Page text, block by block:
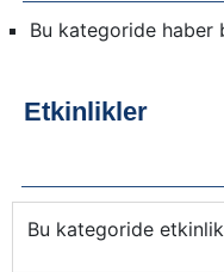
Bu kategoride haber
Etkinlikler
Bu kategoride